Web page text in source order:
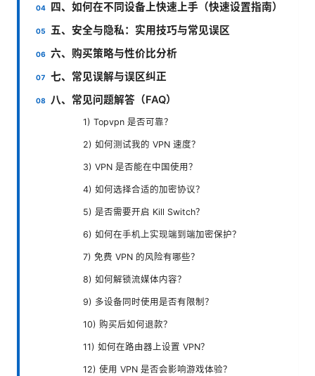
四、如何在不同设备上快速上手（快速设置指南）
五、安全与隐私：实用技巧与常见误区
六、购买策略与性价比分析
七、常见误解与误区纠正
八、常见问题解答（FAQ）
1) Topvpn 是否可靠？
2) 如何测试我的 VPN 速度？
3) VPN 是否能在中国使用？
4) 如何选择合适的加密协议？
5) 是否需要开启 Kill Switch？
6) 如何在手机上实现端到端加密保护？
7) 免费 VPN 的风险有哪些？
8) 如何解锁流媒体内容？
9) 多设备同时使用是否有限制？
10) 购买后如何退款？
11) 如何在路由器上设置 VPN？
12) 使用 VPN 是否会影响游戏体验？